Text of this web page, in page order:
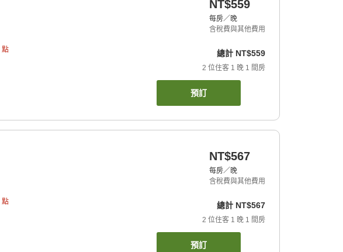
點
NT$559
每房／晚
含稅費與其他費用
總計 NT$559
2 位住客 1 晚 1 間房
預訂
點
NT$567
每房／晚
含稅費與其他費用
總計 NT$567
2 位住客 1 晚 1 間房
預訂